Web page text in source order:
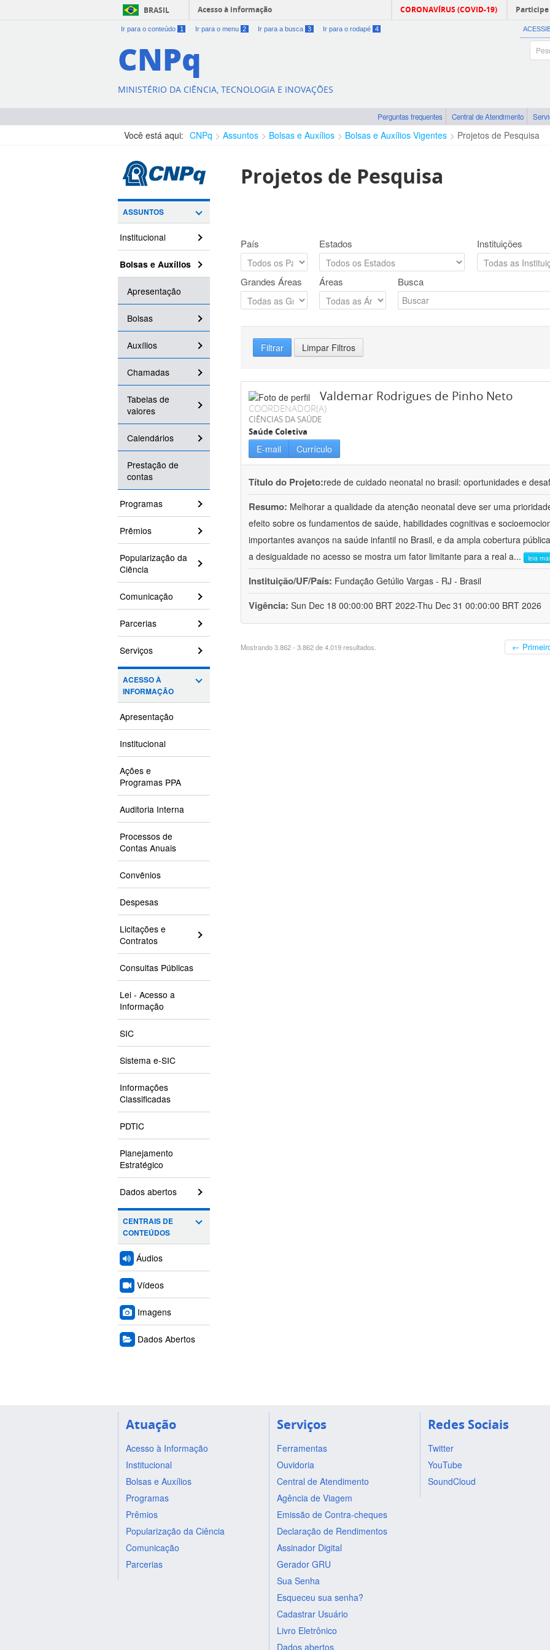
BRASIL Acesso à informação CORONAVÍRUS (COVID-19) Participe
Ir para o conteúdo 1 Ir para o menu 2 Ir para a busca 3 Ir para o rodapé 4
CNPq
MINISTÉRIO DA CIÊNCIA, TECNOLOGIA E INOVAÇÕES
Perguntas frequentes Central de Atendimento
Você está aqui: CNPq Assuntos Bolsas e Auxílios Bolsas e Auxílios Vigentes Projetos de Pesquisa
ASSUNTOS
Institucional
Bolsas e Auxílios
Apresentação
Bolsas
Auxílios
Chamadas
Tabelas de
valores
Calendários
Prestação de
contas
Programas
Prêmios
Popularização da
Ciência
Comunicação
Parcerias
Serviços
ACESSO À
INFORMAÇÃO
Apresentação
Institucional
Ações e
Programas PPA
Auditoria Interna
Processos de
Contas Anuais
Convênios
Despesas
Licitações e
Contratos
Consultas Públicas
Lei - Acesso a
Informação
SIC
Sistema e-SIC
Informações
Classificadas
PDTIC
Planejamento
Estratégico
Dados abertos
CENTRAIS DE
CONTEÚDOS
Áudios
Vídeos
Imagens
Dados Abertos
Projetos de Pesquisa
País Estados Instituições
Grandes Áreas Áreas Busca
Filtrar Limpar Filtros
Valdemar Rodrigues de Pinho Neto
COORDENADOR(A)
CIÊNCIAS DA SAÚDE
Saúde Coletiva
E-mail Currículo
Título do Projeto:rede de cuidado neonatal no brasil: oportunidades e
Resumo: Melhorar a qualidade da atenção neonatal deve ser uma
efeito sobre os fundamentos de saúde, habilidades cognitivas e
importantes avanços na saúde infantil no Brasil, e da ampla cobertura
a desigualdade no acesso se mostra um fator limitante para a real a... leia
Instituição/UF/País: Fundação Getúlio Vargas - RJ - Brasil
Vigência: Sun Dec 18 00:00:00 BRT 2022-Thu Dec 31 00:00:00 BRT 2026
Mostrando 3.862 - 3.862 de 4.019 resultados. ←
Atuação
Acesso à Informação
Institucional
Bolsas e Auxílios
Programas
Prêmios
Popularização da Ciência
Comunicação
Parcerias
Serviços
Ferramentas
Ouvidoria
Central de Atendimento
Agência de Viagem
Emissão de Contra-cheques
Declaração de Rendimentos
Assinador Digital
Gerador GRU
Sua Senha
Esqueceu sua senha?
Cadastrar Usuário
Livro Eletrônico
Dados abertos
Redes Sociais
Twitter
YouTube
SoundCloud